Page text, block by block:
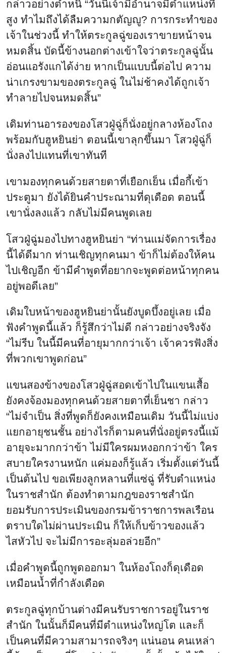
กล่าวอย่างตำหนิ “วันนี้เจ้ามีอำนาจมีตำแหน่งที่
สูง ทำไมถึงได้ลืมความกตัญญู? การกระทำของ
เจ้าในช่วงนี้ ทำให้ตระกูลฉู่ของเราขายหน้าจน
หมดสิ้น บัดนี้ข้างนอกต่างเข้าใจว่าตระกูลฉู่นั้น
อ่อนแอรังแกได้ง่าย หากเป็นแบบนี้ต่อไป ความ
น่าเกรงขามของตระกูลฉู่ ในไม่ช้าคงได้ถูกเจ้า
ทำลายไปจนหมดสิ้น”
เดิมท่านอารองของโสวฝู่ฉู่ก็นั่งอยู่กลางห้องโถง
พร้อมกับฮูหยินย่า ตอนนี้เขาลุกขึ้นมา โสวฝู่ฉู่ก็
นั่งลงไปแทนที่เขาทันที